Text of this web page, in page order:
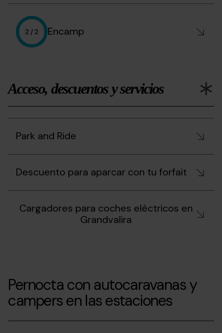
2 / 2 Encamp
Acceso, descuentos y servicios
Park and Ride
Descuento para aparcar con tu forfait
Cargadores para coches eléctricos en
Grandvalira
Pernocta con autocaravanas y
campers en las estaciones